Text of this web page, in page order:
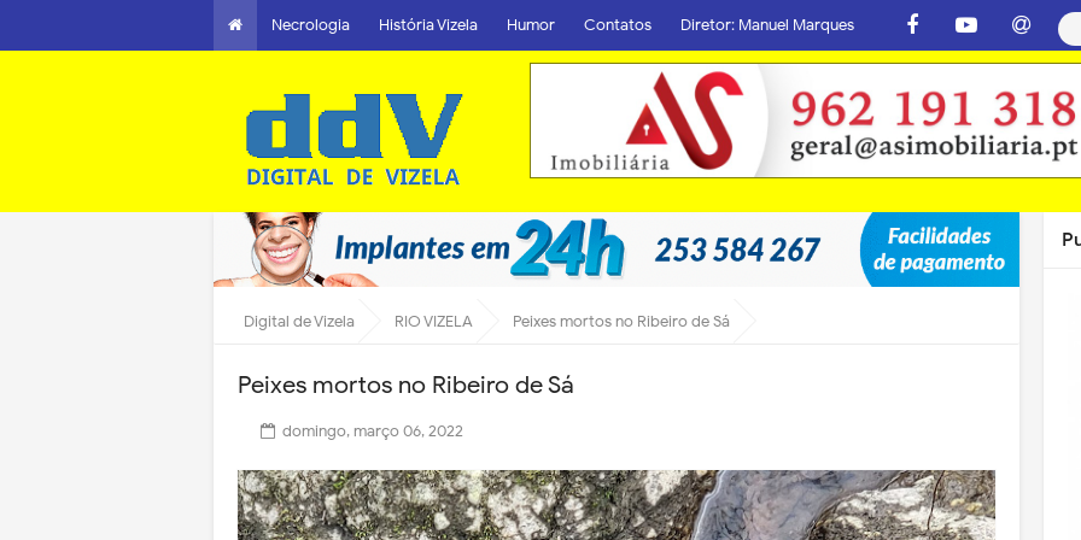
Necrologia História Vizela Humor Contatos Diretor: Manuel Marques
Digital de Vizela RIO VIZELA Peixes mortos no Ribeiro de Sá
Peixes mortos no Ribeiro de Sá
domingo, março 06, 2022